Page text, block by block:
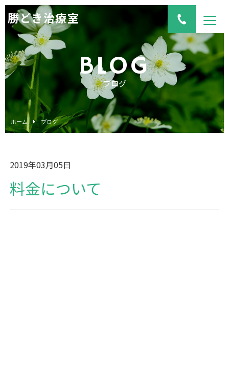
勝どき治療室
BLOG
ブログ
ホーム ブログ
2019年03月05日
料金について